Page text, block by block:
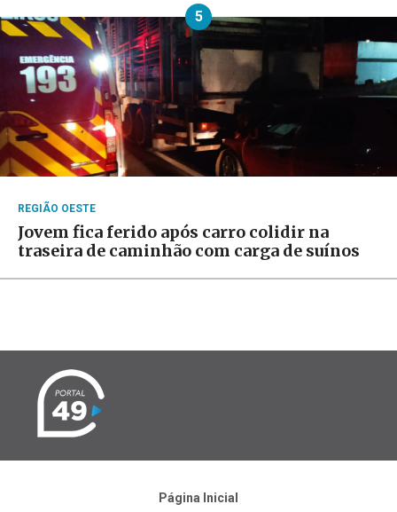
5
REGIÃO OESTE
Jovem fica ferido após carro colidir na
traseira de caminhão com carga de suínos
Página Inicial